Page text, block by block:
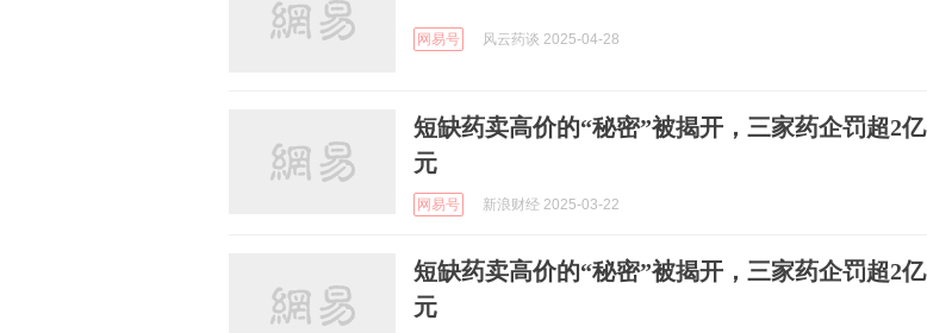
网易号 风云药谈 2025-04-28
短缺药卖高价的“秘密”被揭开，三家药企罚超2亿
元
网易号 新浪财经 2025-03-22
短缺药卖高价的“秘密”被揭开，三家药企罚超2亿
元